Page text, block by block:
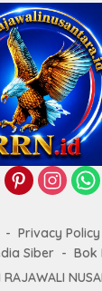
Privacy Policy
Siber
Bok
RAJAWALI